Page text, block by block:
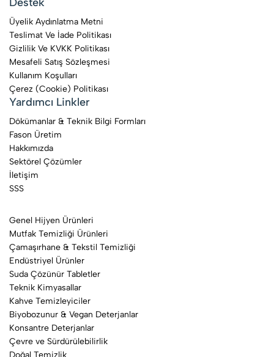
Üyelik Aydınlatma Metni
Teslimat Ve İade Politikası
Gizlilik Ve KVKK Politikası
Mesafeli Satış Sözleşmesi
Kullanım Koşulları
Çerez (Cookie) Politikası
Yardımcı Linkler
Dökümanlar & Teknik Bilgi Formları
Fason Üretim
Hakkımızda
Sektörel Çözümler
İletişim
SSS
Genel Hijyen Ürünleri
Mutfak Temizliği Ürünleri
Çamaşırhane & Tekstil Temizliği
Endüstriyel Ürünler
Suda Çözünür Tabletler
Teknik Kimyasallar
Kahve Temizleyiciler
Biyobozunur & Vegan Deterjanlar
Konsantre Deterjanlar
Çevre ve Sürdürülebilirlik
Doğal Temizlik